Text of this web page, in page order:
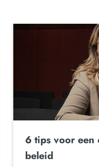
6 tips voor een
beleid